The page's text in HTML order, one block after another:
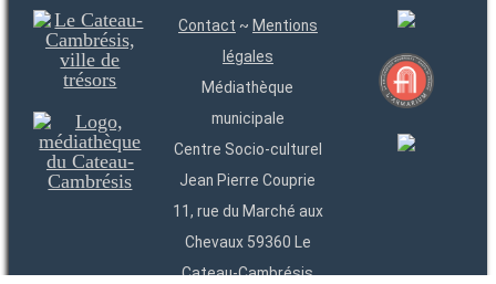
Contact ~ Mentions
légales
Médiathèque
municipale
Centre Socio-culturel
Jean Pierre Couprie
11, rue du Marché aux
Chevaux 59360 Le
Cateau-Cambrésis